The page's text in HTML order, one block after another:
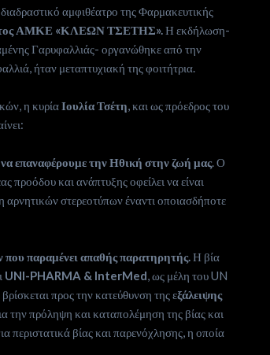
αμφιθέατρο της Φαρμακευτικής
ΑΜΚΕ «ΚΛΕΩΝ ΤΣΕΤΗΣ».Η εκδήλωση-
Γαρυφαλλιάς- οργανώθηκε από την
ήταν μεταπτυχιακή της φοιτήτρια.
η κυρίαΙουλία Τσέτη, και ως πρόεδρος του
να επαναφέρουμε την Ηθική στην ζωή μας. Ο
προόδου και ανάπτυξης οφείλει να είναι
αρνητικών στερεοτύπων έναντι οποιασδήποτε
που παραμένει απαθής παρατηρητής.Η βία
UNI-PHARMA & InterMed, ως μέλη του UN
προς την κατεύθυνση της εξάλειψης
την πρόληψη και καταπολέμηση της βίας και
περιστατικά βίας και παρενόχλησης, η οποία